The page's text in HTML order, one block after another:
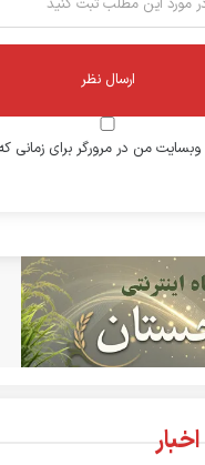
من در مرورگر برای زمانی